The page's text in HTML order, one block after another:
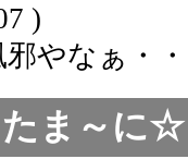
)
邪やなぁ・
たま～